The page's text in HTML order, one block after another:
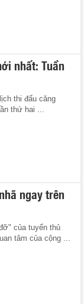
nhất: Tuần
thi đấu căng
thứ hai ...
ngay trên
của tuyển thủ
tâm của cộng ...